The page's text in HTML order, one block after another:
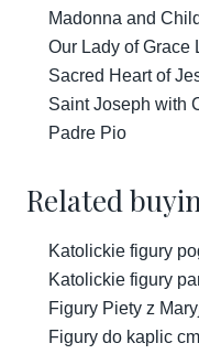
Madonna and
Our Lady of Grace
Sacred Heart of
Saint Joseph with
Padre Pio
Related
Katolickie figury
Katolickie figury
Figury Piety z
Figury do kaplic